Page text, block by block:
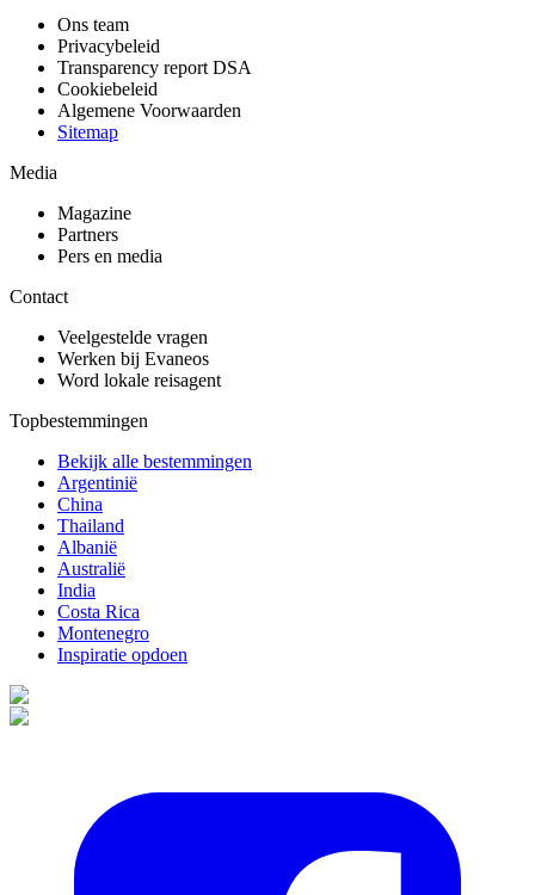
Ons team
Privacybeleid
Transparency report DSA
Cookiebeleid
Algemene Voorwaarden
Sitemap
Media
Magazine
Partners
Pers en media
Contact
Veelgestelde vragen
Werken bij Evaneos
Word lokale reisagent
Topbestemmingen
Bekijk alle bestemmingen
Argentinië
China
Thailand
Albanië
Australië
India
Costa Rica
Montenegro
Inspiratie opdoen